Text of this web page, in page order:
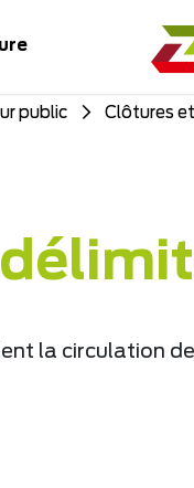
public Clôtures
la circulation